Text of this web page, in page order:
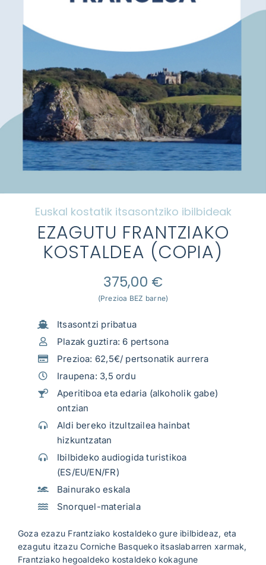
Kontaktua
My Account
Euskal kostatik itsasontziko ibilbideak
EZAGUTU FRANTZIAKO
KOSTALDEA (COPIA)
375,00 €
(Prezioa BEZ barne)
Itsasontzi pribatua
Plazak guztira: 6 pertsona
Prezioa: 62,5€/ pertsonatik aurrera
Iraupena: 3,5 ordu
Aperitiboa eta edaria (alkoholik gabe)
ontzian
Aldi bereko itzultzailea hainbat
hizkuntzatan
Ibilbideko audiogida turistikoa
(ES/EU/EN/FR)
Bainurako eskala
Snorquel-materiala
Goza ezazu Frantziako kostaldeko gure ibilbideaz, eta
ezagutu itzazu Corniche Basqueko itsaslabarren xarmak,
Frantziako hegoaldeko kostaldeko kokagune